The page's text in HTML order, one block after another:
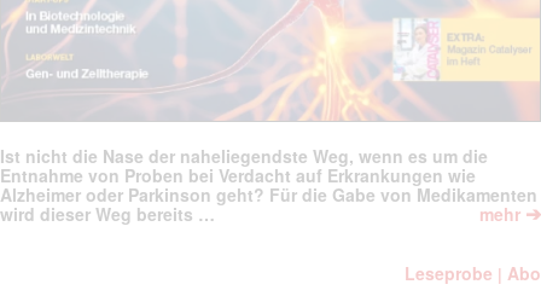
Ist nicht die Nase der naheliegendste Weg, wenn es um die
Entnahme von Proben bei Verdacht auf Erkrankungen wie
Alzheimer oder Parkinson geht? Für die Gabe von Medikamenten
wird dieser Weg bereits …
mehr ➔
Leseprobe | Abo